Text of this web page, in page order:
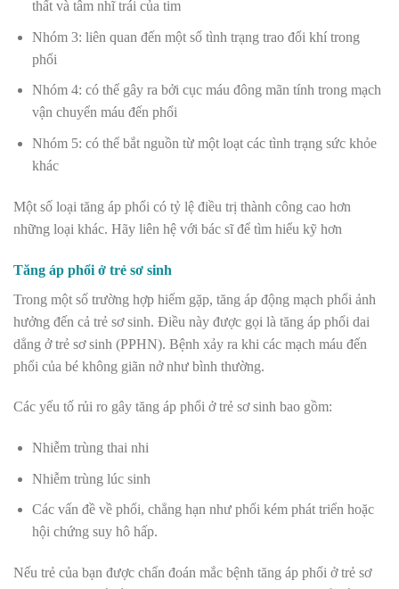
thất và tâm nhĩ trái của tim
Nhóm 3: liên quan đến một số tình trạng trao đổi khí trong
phổi
Nhóm 4: có thể gây ra bởi cục máu đông mãn tính trong mạch
vận chuyển máu đến phổi
Nhóm 5: có thể bắt nguồn từ một loạt các tình trạng sức khỏe
khác
Một số loại tăng áp phổi có tỷ lệ điều trị thành công cao hơn
những loại khác. Hãy liên hệ với bác sĩ để tìm hiểu kỹ hơn
Tăng áp phổi ở trẻ sơ sinh
Trong một số trường hợp hiếm gặp, tăng áp động mạch phổi ảnh
hưởng đến cả trẻ sơ sinh. Điều này được gọi là tăng áp phổi dai
dẳng ở trẻ sơ sinh (PPHN). Bệnh xảy ra khi các mạch máu đến
phổi của bé không giãn nở như bình thường.
Các yếu tố rủi ro gây tăng áp phổi ở trẻ sơ sinh bao gồm:
Nhiễm trùng thai nhi
Nhiễm trùng lúc sinh
Các vấn đề về phổi, chẳng hạn như phổi kém phát triển hoặc
hội chứng suy hô hấp.
Nếu trẻ của bạn được chẩn đoán mắc bệnh tăng áp phổi ở trẻ sơ